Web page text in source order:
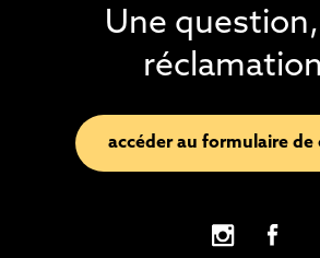
Une
accéder au formulaire de